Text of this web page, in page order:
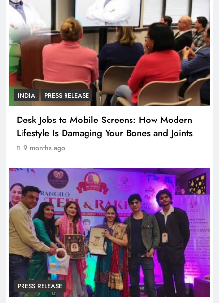
INDIA PRESS RELEASE
Desk Jobs to Mobile Screens: How Modern
Lifestyle Is Damaging Your Bones and Joints
9 months ago
PRESS RELEASE